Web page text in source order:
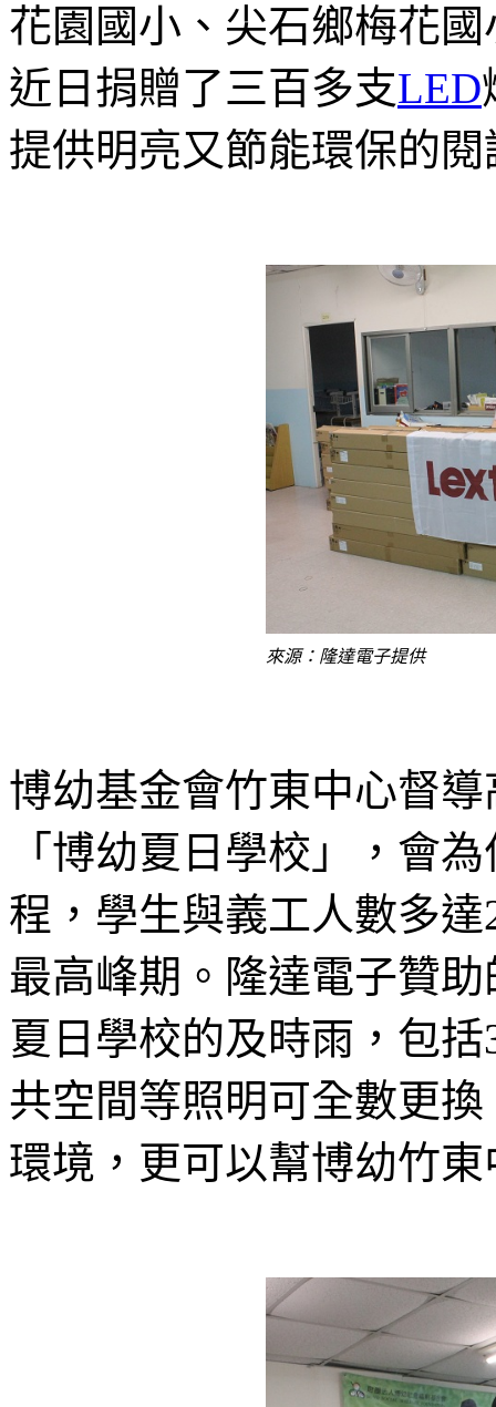
花園國小、尖石鄉梅花
近日捐贈了三百多支LED
提供明亮又節能環保的
來源：隆達電子提供
博幼基金會竹東中心督
「博幼夏日學校」，會
程，學生與義工人數多
最高峰期。隆達電子贊
夏日學校的及時雨，包
共空間等照明可全數更
環境，更可以幫博幼竹